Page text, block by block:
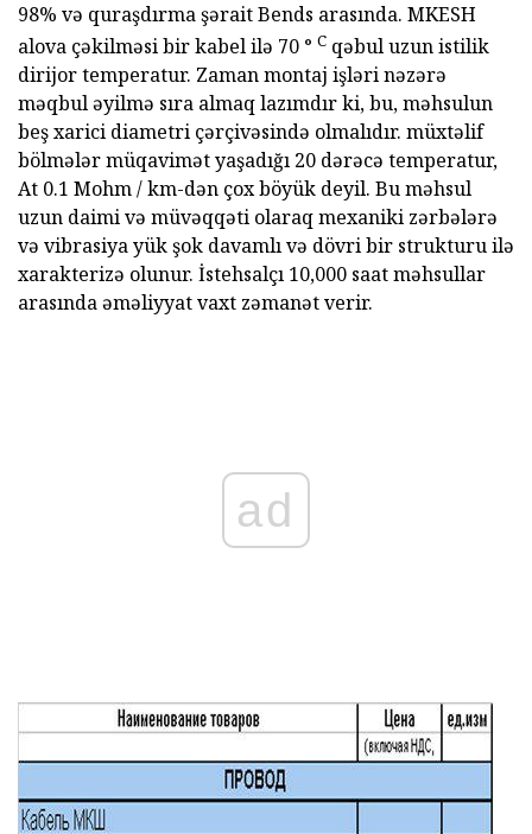
98% və quraşdırma şərait Bends arasında. MKESH
alova çəkilməsi bir kabel ilə 70 ° C qəbul uzun istilik
dirijor temperatur. Zaman montaj işləri nəzərə
məqbul əyilmə sıra almaq lazımdır ki, bu, məhsulun
beş xarici diametri çərçivəsində olmalıdır. müxtəlif
bölmələr müqavimət yaşadığı 20 dərəcə temperatur,
At 0.1 Mohm / km-dən çox böyük deyil. Bu məhsul
uzun daimi və müvəqqəti olaraq mexaniki zərbələrə
və vibrasiya yük şok davamlı və dövri bir strukturu ilə
xarakterizə olunur. İstehsalçı 10,000 saat məhsullar
arasında əməliyyat vaxt zəmanət verir.
ad